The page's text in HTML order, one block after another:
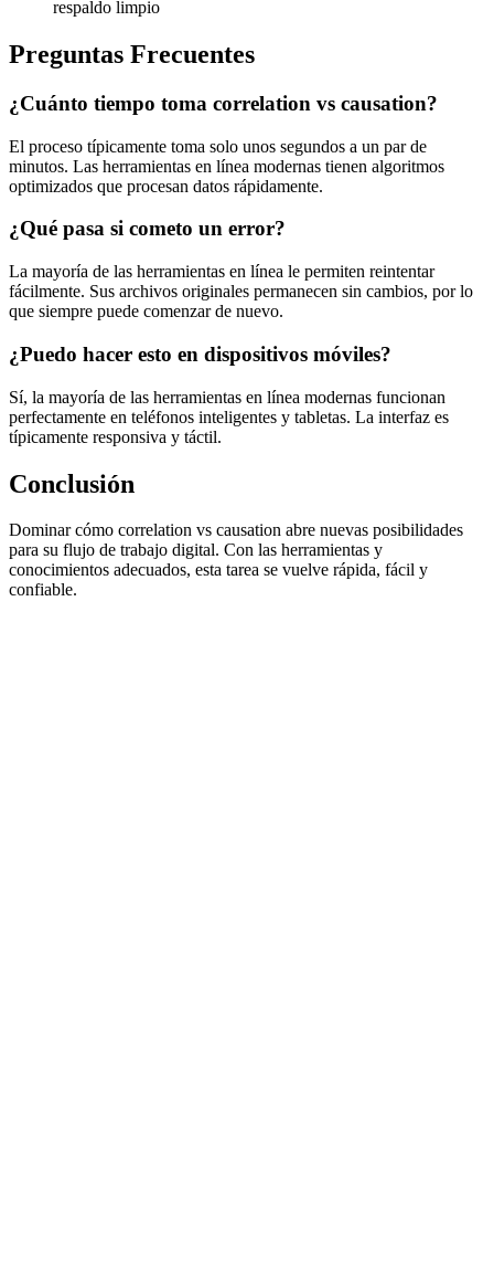
respaldo limpio
Preguntas Frecuentes
¿Cuánto tiempo toma correlation vs causation?
El proceso típicamente toma solo unos segundos a un par de
minutos. Las herramientas en línea modernas tienen algoritmos
optimizados que procesan datos rápidamente.
¿Qué pasa si cometo un error?
La mayoría de las herramientas en línea le permiten reintentar
fácilmente. Sus archivos originales permanecen sin cambios, por lo
que siempre puede comenzar de nuevo.
¿Puedo hacer esto en dispositivos móviles?
Sí, la mayoría de las herramientas en línea modernas funcionan
perfectamente en teléfonos inteligentes y tabletas. La interfaz es
típicamente responsiva y táctil.
Conclusión
Dominar cómo correlation vs causation abre nuevas posibilidades
para su flujo de trabajo digital. Con las herramientas y
conocimientos adecuados, esta tarea se vuelve rápida, fácil y
confiable.